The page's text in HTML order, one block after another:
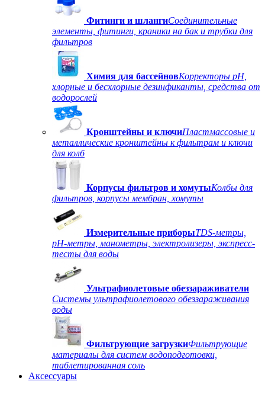
Фитинги и шлангиСоединительные
элементы, фитинги, краники на бак и трубки для
фильтров
Химия для бассейновКорректоры рН,
хлорные и бесхлорные дезинфиканты, средства от
водорослей
Кронштейны и ключиПластмассовые и
металлические кронштейны к фильтрам и ключи
для колб
Корпусы фильтров и хомутыКолбы для
фильтров, корпусы мембран, хомуты
Измерительные приборыTDS-метры,
рН-метры, манометры, электролизеры, экспресс-
тесты для воды
Ультрафиолетовые обеззараживатели
Системы ультрафиолетового обеззараживания
воды
Фильтрующие загрузкиФильтрующие
материалы для систем водоподготовки,
таблетированная соль
Аксессуары